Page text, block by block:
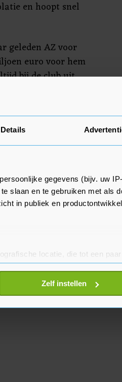
Details
gegevens (bijv. uw
slaan en te gebruiken met als
in publiek en
locatie, die tot een
te scannen op specifieke
worden verwerkt en stel uw
in de Cookieverklaring.
Zelf instellen
en hoopt snel
geleden AZ voor
euro voor hem
bij de club uit